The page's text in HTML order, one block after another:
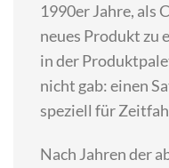
1990er Jahre, als
neues Produkt zu
in der
nicht gab: einen
speziell für
Nach Jahren der